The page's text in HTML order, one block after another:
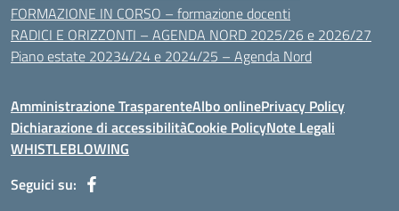
FORMAZIONE IN CORSO – formazione docenti
RADICI E ORIZZONTI – AGENDA NORD 2025/26 e 2026/27
Piano estate 20234/24 e 2024/25 – Agenda Nord
Amministrazione TrasparenteAlbo onlinePrivacy Policy
Dichiarazione di accessibilitàCookie PolicyNote Legali
WHISTLEBLOWING
Seguici su: